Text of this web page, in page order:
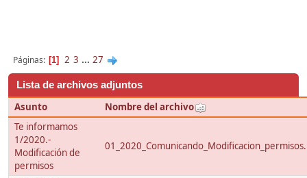
Páginas 1 2 3 ... 27
Lista de archivos adjuntos
Asunto
Nombre del archivo
Te informamos
1/2020.-
Modificación de
permisos